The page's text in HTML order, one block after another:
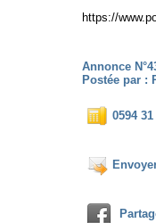
https://
Annonce
Postée par :
0594